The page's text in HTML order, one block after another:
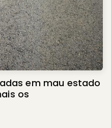
em mau estado
os